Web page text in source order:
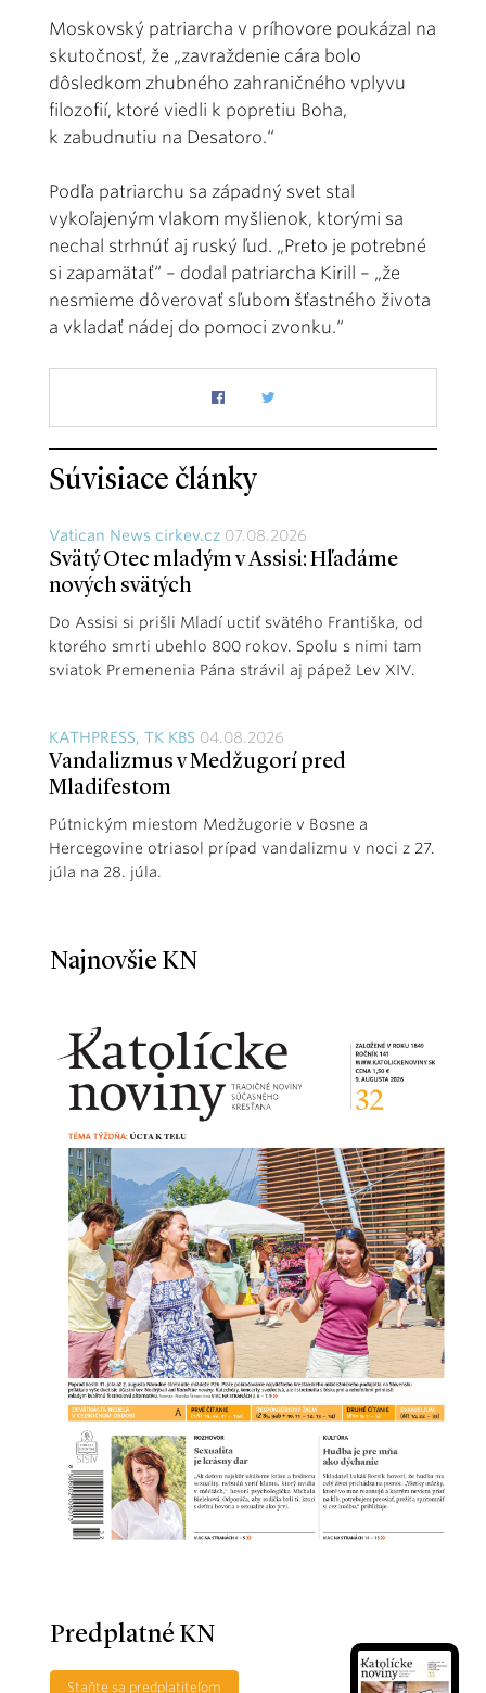
Moskovský patriarcha v príhovore poukázal na
skutočnosť, že „zavraždenie cára bolo
dôsledkom zhubného zahraničného vplyvu
filozofií, ktoré viedli k popretiu Boha,
k zabudnutiu na Desatoro.“
Podľa patriarchu sa západný svet stal
vykoľajeným vlakom myšlienok, ktorými sa
nechal strhnúť aj ruský ľud. „Preto je potrebné
si zapamätať“ – dodal patriarcha Kirill – „že
nesmieme dôverovať sľubom šťastného života
a vkladať nádej do pomoci zvonku.“
Súvisiace články
Vatican News cirkev.cz 07.08.2026
Svätý Otec mladým v Assisi: Hľadáme
nových svätých
Do Assisi si prišli Mladí uctiť svätého Františka, od
ktorého smrti ubehlo 800 rokov. Spolu s nimi tam
sviatok Premenenia Pána strávil aj pápež Lev XIV.
KATHPRESS, TK KBS 04.08.2026
Vandalizmus v Medžugorí pred
Mladifestom
Pútnickým miestom Medžugorie v Bosne a
Hercegovine otriasol prípad vandalizmu v noci z 27.
júla na 28. júla.
Najnovšie KN
Predplatné KN
Staňte sa predplatiteľom